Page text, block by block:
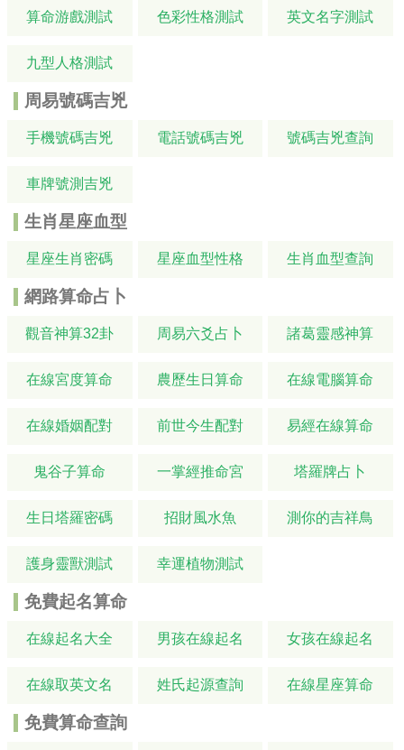
算命游戲測試 色彩性格測試 英文名字測試
九型人格測試
周易號碼吉兇
手機號碼吉兇 電話號碼吉兇 號碼吉兇查詢
車牌號測吉兇
生肖星座血型
星座生肖密碼 星座血型性格 生肖血型查詢
網路算命占卜
觀音神算32卦 周易六爻占卜 諸葛靈感神算
在線宮度算命 農歷生日算命 在線電腦算命
在線婚姻配對 前世今生配對 易經在線算命
鬼谷子算命 一掌經推命宮 塔羅牌占卜
生日塔羅密碼 招財風水魚 測你的吉祥鳥
護身靈獸測試 幸運植物測試
免費起名算命
在線起名大全 男孩在線起名 女孩在線起名
在線取英文名 姓氏起源查詢 在線星座算命
免費算命查詢